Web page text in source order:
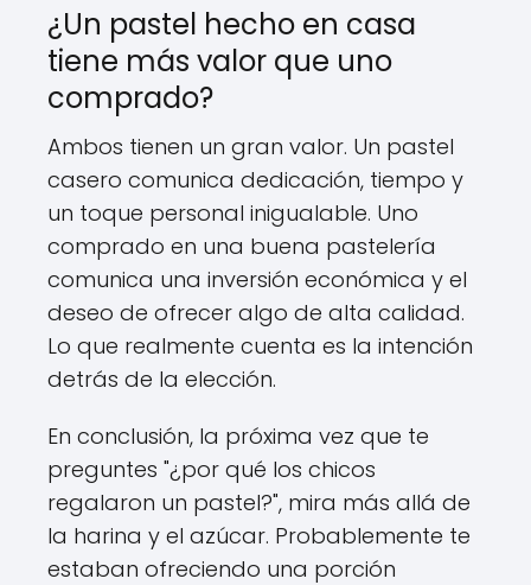
¿Un pastel hecho en casa
tiene más valor que uno
comprado?
Ambos tienen un gran valor. Un pastel
casero comunica dedicación, tiempo y
un toque personal inigualable. Uno
comprado en una buena pastelería
comunica una inversión económica y el
deseo de ofrecer algo de alta calidad.
Lo que realmente cuenta es la intención
detrás de la elección.
En conclusión, la próxima vez que te
preguntes "¿por qué los chicos
regalaron un pastel?", mira más allá de
la harina y el azúcar. Probablemente te
estaban ofreciendo una porción